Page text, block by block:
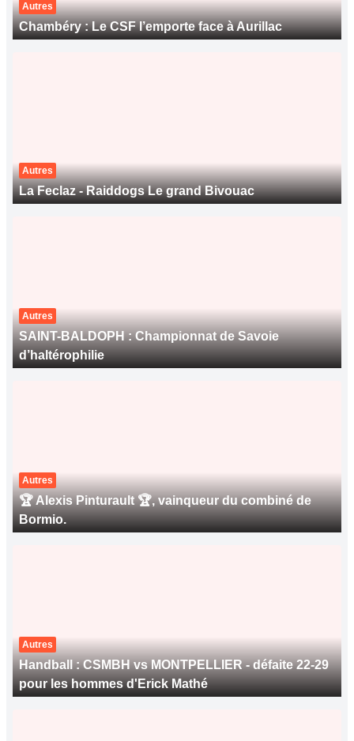
Autres
Chambéry : Le CSF l’emporte face à Aurillac
Autres
La Feclaz - Raiddogs Le grand Bivouac
Autres
SAINT-BALDOPH : Championnat de Savoie
d’haltérophilie
Autres
🏆 Alexis Pinturault 🏆, vainqueur du combiné de
Bormio.
Autres
Handball : CSMBH vs MONTPELLIER - défaite 22-29
pour les hommes d'Erick Mathé